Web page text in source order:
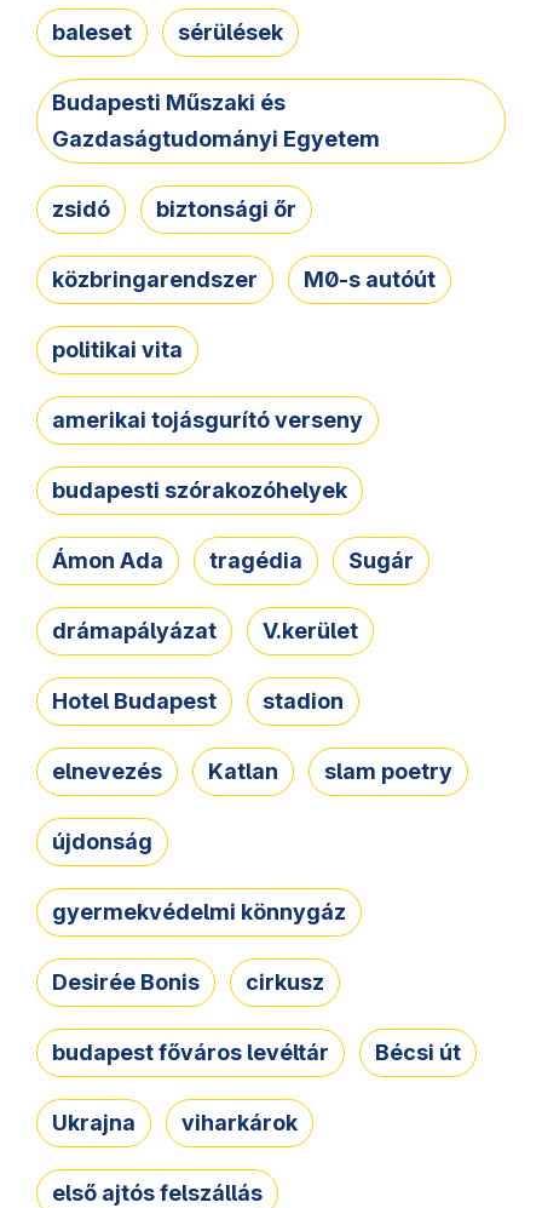
baleset sérülések
Budapesti Műszaki és
Gazdaságtudományi Egyetem
zsidó biztonsági őr
közbringarendszer M0-s autóút
politikai vita
amerikai tojásgurító verseny
budapesti szórakozóhelyek
Ámon Ada tragédia Sugár
drámapályázat V.kerület
Hotel Budapest stadion
elnevezés Katlan slam poetry
újdonság
gyermekvédelmi könnygáz
Desirée Bonis cirkusz
budapest főváros levéltár Bécsi út
Ukrajna viharkárok
első ajtós felszállás